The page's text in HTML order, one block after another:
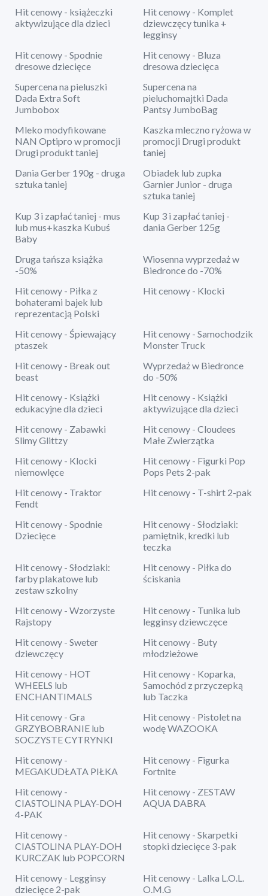
Hit cenowy - książeczki
aktywizujące dla dzieci
Hit cenowy - Komplet
dziewczęcy tunika +
legginsy
Hit cenowy - Spodnie
dresowe dziecięce
Hit cenowy - Bluza
dresowa dziecięca
Supercena na pieluszki
Dada Extra Soft
Jumbobox
Supercena na
pieluchomajtki Dada
Pantsy JumboBag
Mleko modyfikowane
NAN Optipro w promocji
Drugi produkt taniej
Kaszka mleczno ryżowa w
promocji Drugi produkt
taniej
Dania Gerber 190g - druga
sztuka taniej
Obiadek lub zupka
Garnier Junior - druga
sztuka taniej
Kup 3 i zapłać taniej - mus
lub mus+kaszka Kubuś
Baby
Kup 3 i zapłać taniej -
dania Gerber 125g
Druga tańsza książka
-50%
Wiosenna wyprzedaż w
Biedronce do -70%
Hit cenowy - Piłka z
bohaterami bajek lub
reprezentacją Polski
Hit cenowy - Klocki
Hit cenowy - Śpiewający
ptaszek
Hit cenowy - Samochodzik
Monster Truck
Hit cenowy - Break out
beast
Wyprzedaż w Biedronce
do -50%
Hit cenowy - Książki
edukacyjne dla dzieci
Hit cenowy - Książki
aktywizujące dla dzieci
Hit cenowy - Zabawki
Slimy Glittzy
Hit cenowy - Cloudees
Małe Zwierzątka
Hit cenowy - Klocki
niemowlęce
Hit cenowy - Figurki Pop
Pops Pets 2-pak
Hit cenowy - Traktor
Fendt
Hit cenowy - T-shirt 2-pak
Hit cenowy - Spodnie
Dziecięce
Hit cenowy - Słodziaki:
pamiętnik, kredki lub
teczka
Hit cenowy - Słodziaki:
farby plakatowe lub
zestaw szkolny
Hit cenowy - Piłka do
ściskania
Hit cenowy - Wzorzyste
Rajstopy
Hit cenowy - Tunika lub
legginsy dziewczęce
Hit cenowy - Sweter
dziewczęcy
Hit cenowy - Buty
młodzieżowe
Hit cenowy - HOT
WHEELS lub
ENCHANTIMALS
Hit cenowy - Koparka,
Samochód z przyczepką
lub Taczka
Hit cenowy - Gra
GRZYBOBRANIE lub
SOCZYSTE CYTRYNKI
Hit cenowy - Pistolet na
wodę WAZOOKA
Hit cenowy -
MEGAKUDŁATA PIŁKA
Hit cenowy - Figurka
Fortnite
Hit cenowy -
CIASTOLINA PLAY-DOH
4-PAK
Hit cenowy - ZESTAW
AQUA DABRA
Hit cenowy -
CIASTOLINA PLAY-DOH
KURCZAK lub POPCORN
Hit cenowy - Skarpetki
stopki dziecięce 3-pak
Hit cenowy - Legginsy
dziecięce 2-pak
Hit cenowy - Lalka L.O.L.
O.M.G